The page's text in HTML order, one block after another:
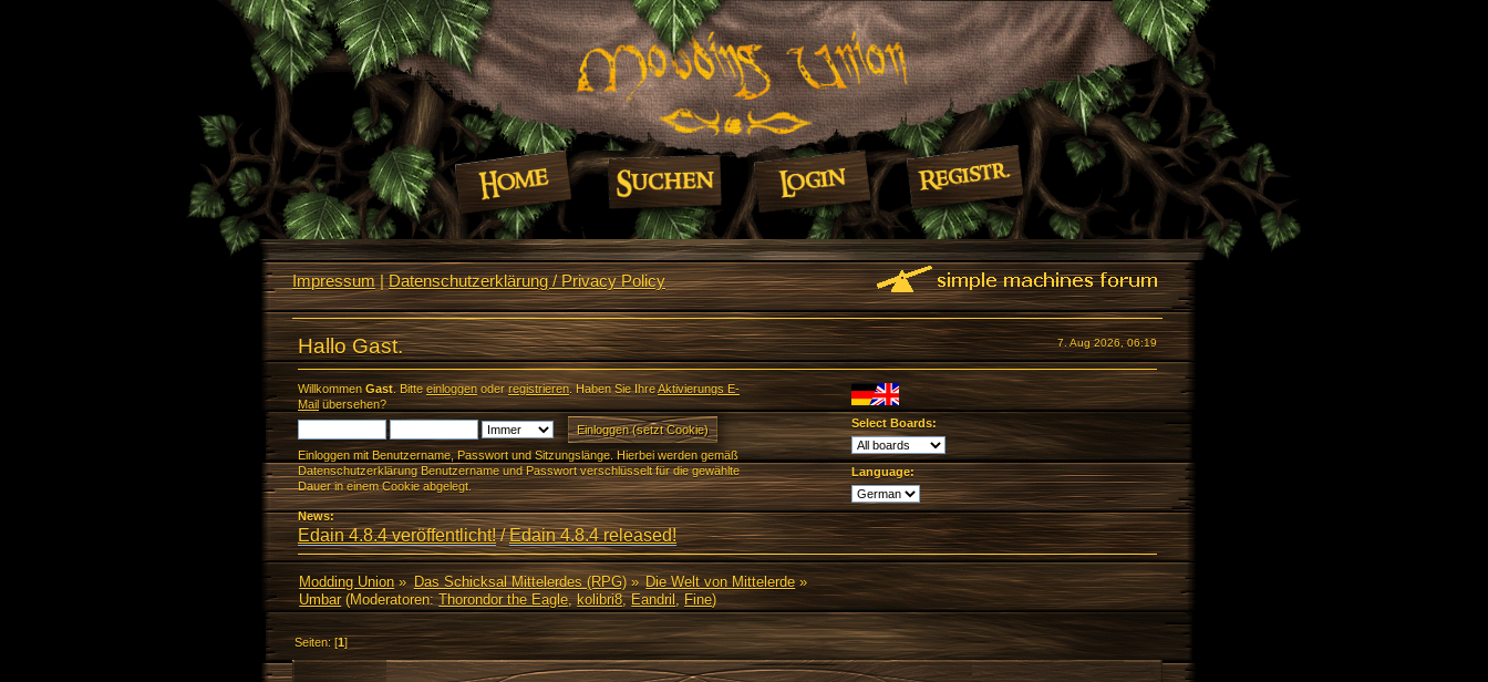
Impressum|Datenschutzerklärung / Privacy Policy
7. Aug 2026, 06:19
Hallo Gast.
Willkommen Gast. Bitte einloggenoderregistrieren. Haben Sie IhreAktivierungs E-
Mailübersehen?
Einloggen mit Benutzername, Passwort und Sitzungslänge. Hierbei werden gemäß
Datenschutzerklärung Benutzername und Passwort verschlüsselt für die gewählte
Dauer in einem Cookie abgelegt.
Select Boards:
Language:
News:
Edain 4.8.4 veröffentlicht!/Edain 4.8.4 released!
Modding Union» Das Schicksal Mittelerdes (RPG)» Die Welt von Mittelerde»
Umbar(Moderatoren:Thorondor the Eagle,kolibri8,Eandril , Fine)
Seiten: [1]